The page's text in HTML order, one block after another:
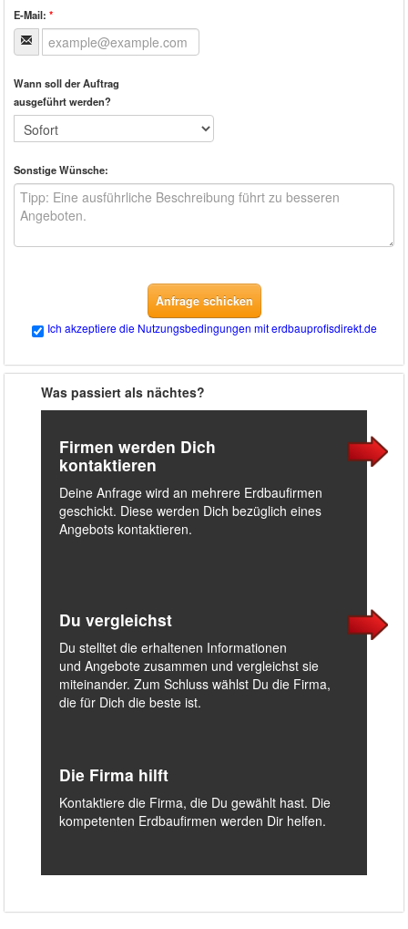
E-Mail: *
Wann soll der Auftrag
ausgeführt werden?
Sonstige Wünsche:
Anfrage schicken
Ich akzeptiere die Nutzungsbedingungen mit erdbauprofisdirekt.de
Was passiert als nächtes?
Firmen werden Dich
kontaktieren
Deine Anfrage wird an mehrere Erdbaufirmen
geschickt. Diese werden Dich bezüglich eines
Angebots kontaktieren.
Du vergleichst
Du stelltet die erhaltenen Informationen
und Angebote zusammen und vergleichst sie
miteinander. Zum Schluss wählst Du die Firma,
die für Dich die beste ist.
Die Firma hilft
Kontaktiere die Firma, die Du gewählt hast. Die
kompetenten Erdbaufirmen werden Dir helfen.